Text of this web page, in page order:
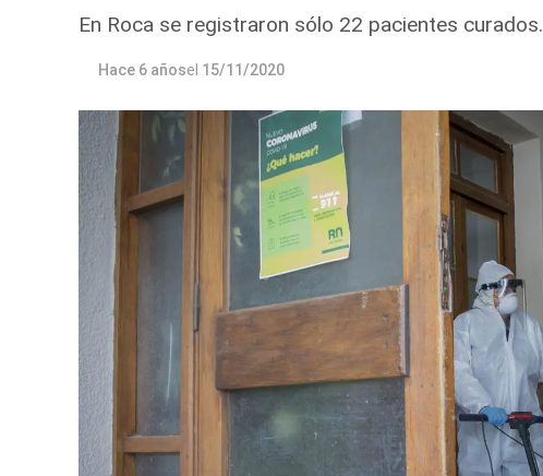
En Roca se registraron sólo 22 pacientes curados.
Hace 6 añosel 15/11/2020